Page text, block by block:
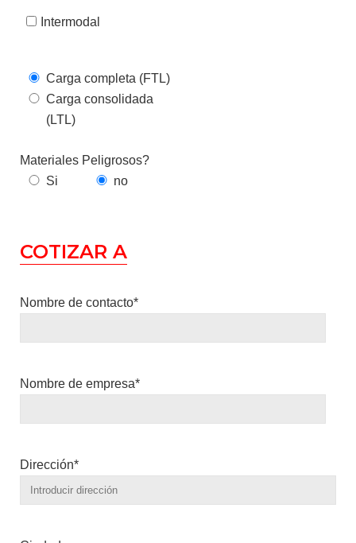
Intermodal
Carga completa (FTL)
Carga consolidada
(LTL)
Materiales Peligrosos?
Si
no
COTIZAR A
Nombre de contacto*
Nombre de empresa*
Dirección*